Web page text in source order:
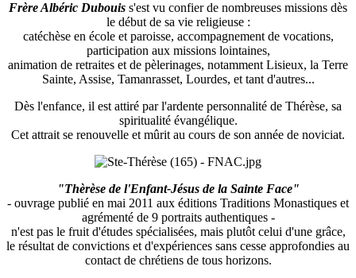
Frère Albéric Dubouis s'est vu confier de nombreuses missions dès
le début de sa vie religieuse :
catéchèse en école et paroisse, accompagnement de vocations,
participation aux missions lointaines,
animation de retraites et de pèlerinages, notamment Lisieux, la Terre
Sainte, Assise, Tamanrasset, Lourdes, et tant d'autres...
Dès l'enfance, il est attiré par l'ardente personnalité de Thérèse, sa
spiritualité évangélique.
Cet attrait se renouvelle et mûrit au cours de son année de noviciat.
"Thèrèse de l'Enfant-Jésus de la Sainte Face"
- ouvrage publié en mai 2011 aux éditions Traditions Monastiques et
agrémenté de 9 portraits authentiques -
n'est pas le fruit d'études spécialisées, mais plutôt celui d'une grâce,
le résultat de convictions et d'expériences sans cesse approfondies au
contact de chrétiens de tous horizons.